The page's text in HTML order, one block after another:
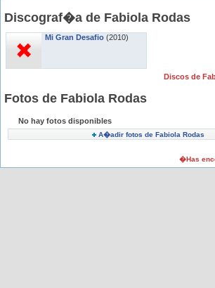
Discograf�a de Fabiola Rodas
Mi Gran Desafio (2010)
Discos de
Fotos de Fabiola Rodas
No hay fotos disponibles
A�adir fotos de Fabiola Rodas
�Has